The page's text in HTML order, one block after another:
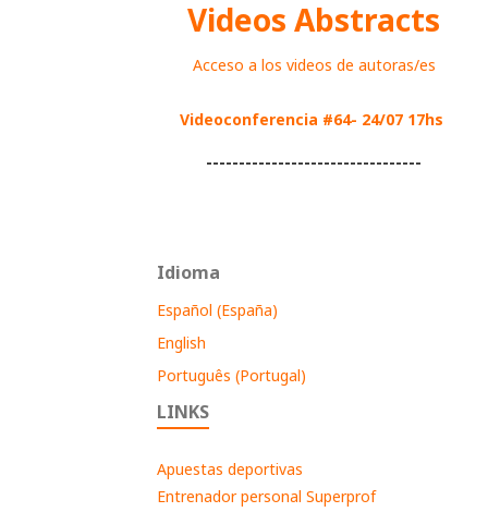
Videos Abstracts
Acceso a los videos de autoras/es
Videoconferencia #64- 24/07 17hs
---------------------------------
Idioma
Español (España)
English
Português (Portugal)
LINKS
Apuestas deportivas
Entrenador personal Superprof